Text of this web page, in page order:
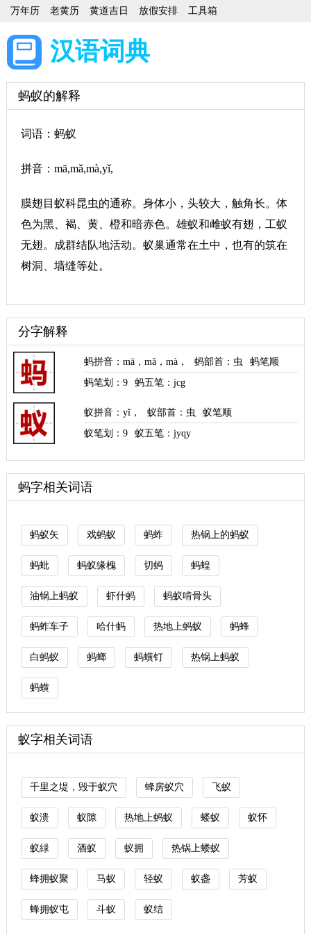
万年历 老黄历 黄道吉日 放假安排 工具箱
汉语词典
蚂蚁的解释
词语：蚂蚁
拼音：mā,mǎ,mà,yǐ,
膜翅目蚁科昆虫的通称。身体小，头较大，触角长。体
色为黑、褐、黄、橙和暗赤色。雄蚁和雌蚁有翅，工蚁
无翅。成群结队地活动。蚁巢通常在土中，也有的筑在
树洞、墙缝等处。
分字解释
蚂拼音 ：mā ，mǎ ，mà ， 蚂部首 ：虫
蚂笔顺
蚂笔划：9 蚂五笔：jcg
蚁拼音 ：yǐ ， 蚁部首 ：虫
蚁笔顺
蚁笔划：9 蚁五笔：jyqy
蚂字相关词语
蚂蚁矢 戏蚂蚁 蚂蚱 热锅上的蚂蚁
蚂蚍 蚂蚁缘槐 切蚂 蚂蝗
油锅上蚂蚁 虾什蚂 蚂蚁啃骨头
蚂蚱车子 哈什蚂 热地上蚂蚁 蚂蜂
白蚂蚁 蚂螂 蚂蟥钉 热锅上蚂蚁
蚂蟥
蚁字相关词语
千里之堤，毁于蚁穴 蜂房蚁穴 飞蚁
蚁溃 蚁隙 热地上蚂蚁 蝼蚁 蚁怀
蚁緑 酒蚁 蚁拥 热锅上蝼蚁
蜂拥蚁聚 马蚁 轻蚁 蚁盏 芳蚁
蜂拥蚁屯 斗蚁 蚁结